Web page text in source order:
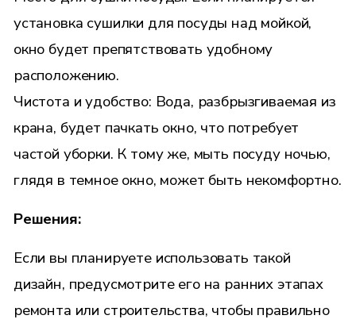
установка сушилки для посуды над мойкой,
окно будет препятствовать удобному
расположению.
Чистота и удобство: Вода, разбрызгиваемая из
крана, будет пачкать окно, что потребует
частой уборки. К тому же, мыть посуду ночью,
глядя в темное окно, может быть некомфортно.
Решения:
Если вы планируете использовать такой
дизайн, предусмотрите его на ранних этапах
ремонта или строительства, чтобы правильно